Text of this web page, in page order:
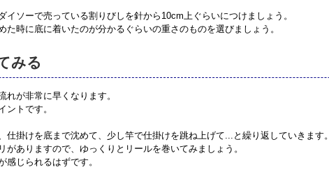
イソーで売っている割りびしを針から10cm上ぐらいにつけましょう。
た時に底に着いたのが分かるぐらいの重さのものを選びましょう。
みる
れが非常に早くなります。
ントです。
仕掛けを底まで沈めて、少し竿で仕掛けを跳ね上げて...と繰り返していきます。
がありますので、ゆっくりとリールを巻いてみましょう。
感じられるはずです。